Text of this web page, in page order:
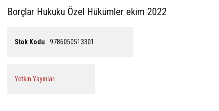
Borçlar Hukuku Özel Hükümler ekim 2022
Stok Kodu 9786050513301
Yetkin Yayınları